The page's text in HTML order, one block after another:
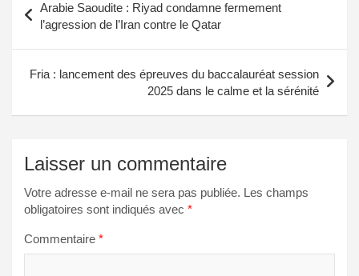
de
l’article
Arabie Saoudite : Riyad condamne fermement
l’agression de l’Iran contre le Qatar
Fria : lancement des épreuves du baccalauréat session
2025 dans le calme et la sérénité
Laisser un commentaire
Votre adresse e-mail ne sera pas publiée. Les champs
obligatoires sont indiqués avec *
Commentaire *